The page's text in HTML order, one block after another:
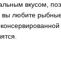
вкусом,
любите